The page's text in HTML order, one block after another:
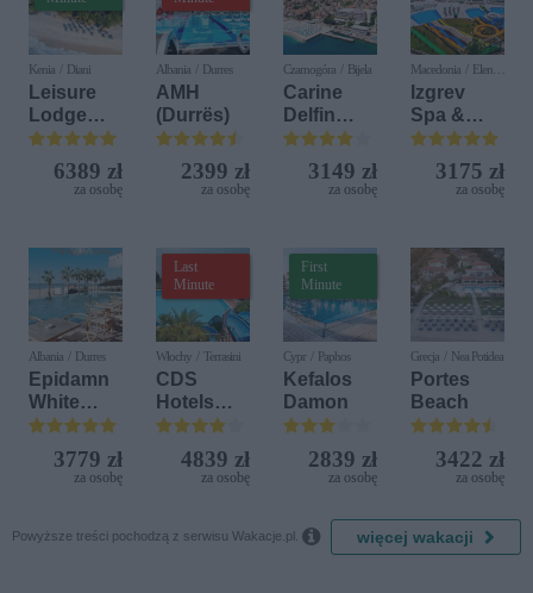
Kenia / Diani
Leisure
Lodge
Beach &
Golf
Resort by
6389 zł
za osobę
Albania / Durres
AMH
(Durrës)
2399 zł
za osobę
Czarnogóra / Bijela
Carine
Delfin
Bijela (ex.
Iberostar
Bijela
3149 zł
za osobę
Macedonia / Elen
Kamen
Izgrev
Spa &
Aquapark
3175 zł
za osobę
Albania / Durres
Epidamn
White
Sensation
3779 zł
za osobę
Last
Minute
Włochy / Terrasini
CDS
Hotels
Terrasini
(ex. Citta
del Mare)
4839 zł
za osobę
First
Minute
Cypr / Paphos
Kefalos
Damon
2839 zł
za osobę
Grecja / Nea Potidea
Portes
Beach
3422 zł
za osobę
Powyższe treści pochodzą z serwisu Wakacje.pl.  więcej wakacji